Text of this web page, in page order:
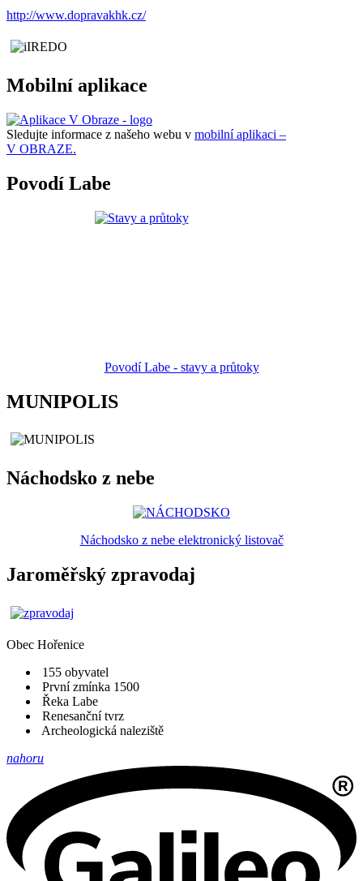
http://www.dopravakhk.cz/
Mobilní aplikace
Sledujte informace z našeho webu v mobilní aplikaci –
V OBRAZE.
Povodí Labe
Povodí Labe - stavy a průtoky
MUNIPOLIS
Náchodsko z nebe
Náchodsko z nebe elektronický listovač
Jaroměřský zpravodaj
Obec Hořenice
155 obyvatel
První zmínka 1500
Řeka Labe
Renesanční tvrz
Archeologická naleziště
nahoru